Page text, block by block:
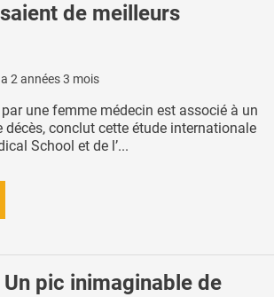
de meilleurs
2 années 3 mois
une femme médecin est associé à un
décès, conclut cette étude internationale
School et de l’...
Un pic inimaginable de